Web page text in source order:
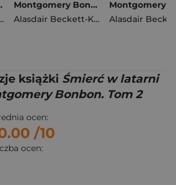
Tom 4
King
Montgomery Bonbon. Tajemnica starego dworu
Alasdair Beckett-King
książki Śmierć w latarni
Bonbon. Tom 2
ocen:
/10
ocen: